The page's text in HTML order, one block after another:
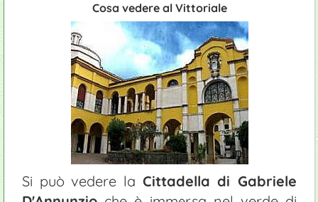
Cosa vedere al Vittoriale
Si può vedere la Cittadella di Gabriele